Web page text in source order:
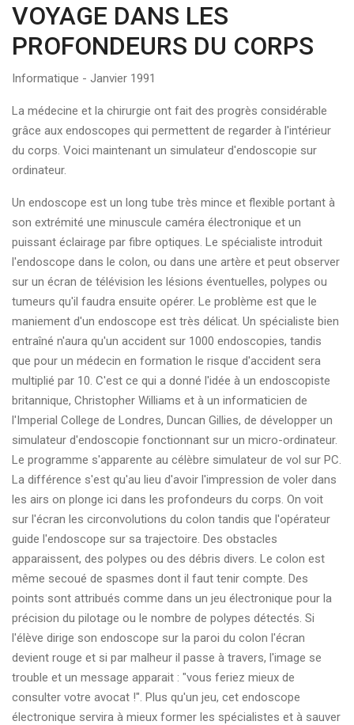
VOYAGE DANS LES
PROFONDEURS DU CORPS
Informatique - Janvier 1991
La médecine et la chirurgie ont fait des progrès considérable
grâce aux endoscopes qui permettent de regarder à l'intérieur
du corps. Voici maintenant un simulateur d'endoscopie sur
ordinateur.
Un endoscope est un long tube très mince et flexible portant à
son extrémité une minuscule caméra électronique et un
puissant éclairage par fibre optiques. Le spécialiste introduit
l'endoscope dans le colon, ou dans une artère et peut observer
sur un écran de télévision les lésions éventuelles, polypes ou
tumeurs qu'il faudra ensuite opérer. Le problème est que le
maniement d'un endoscope est très délicat. Un spécialiste bien
entraîné n'aura qu'un accident sur 1000 endoscopies, tandis
que pour un médecin en formation le risque d'accident sera
multiplié par 10. C'est ce qui a donné l'idée à un endoscopiste
britannique, Christopher Williams et à un informaticien de
l'Imperial College de Londres, Duncan Gillies, de développer un
simulateur d'endoscopie fonctionnant sur un micro-ordinateur.
Le programme s'apparente au célèbre simulateur de vol sur PC.
La différence s'est qu'au lieu d'avoir l'impression de voler dans
les airs on plonge ici dans les profondeurs du corps. On voit
sur l'écran les circonvolutions du colon tandis que l'opérateur
guide l'endoscope sur sa trajectoire. Des obstacles
apparaissent, des polypes ou des débris divers. Le colon est
même secoué de spasmes dont il faut tenir compte. Des
points sont attribués comme dans un jeu électronique pour la
précision du pilotage ou le nombre de polypes détectés. Si
l'élève dirige son endoscope sur la paroi du colon l'écran
devient rouge et si par malheur il passe à travers, l'image se
trouble et un message apparait : "vous feriez mieux de
consulter votre avocat !". Plus qu'un jeu, cet endoscope
électronique servira à mieux former les spécialistes et à sauver